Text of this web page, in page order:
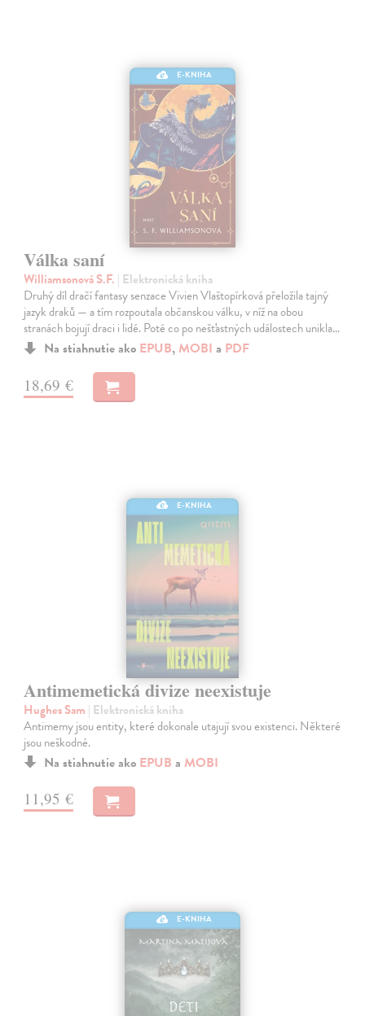
E-KNIHA
Válka saní
Williamsonová S.F. | Elektronická kniha
Druhý díl dračí fantasy senzace Vivien Vlaštopírková přeložila tajný
jazyk draků — a tím rozpoutala občanskou válku, v níž na obou
stranách bojují draci i lidé. Poté co po nešťastných událostech unikla…
Na stiahnutie ako EPUB, MOBI a PDF
18,69 €
E-KNIHA
Antimemetická divize neexistuje
Hughes Sam | Elektronická kniha
Antimemy jsou entity, které dokonale utajují svou existenci. Některé
jsou neškodné.
Na stiahnutie ako EPUB a MOBI
11,95 €
E-KNIHA